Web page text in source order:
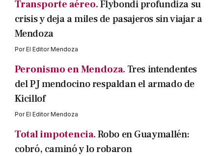
Transporte aéreo.Flybondi profundiza su
crisis y deja a miles de pasajeros sin viajar a
Mendoza
PorEl Editor Mendoza
Peronismo en Mendoza. Tres intendentes
del PJ mendocino respaldan el armado de
Kicillof
PorEl Editor Mendoza
Total impotencia.Robo en Guaymallén:
cobró, caminó y lo robaron